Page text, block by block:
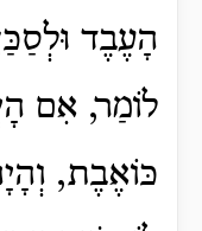
הָעֶבֶד
לוֹמַר, אִם
כּוֹאֶבֶת,